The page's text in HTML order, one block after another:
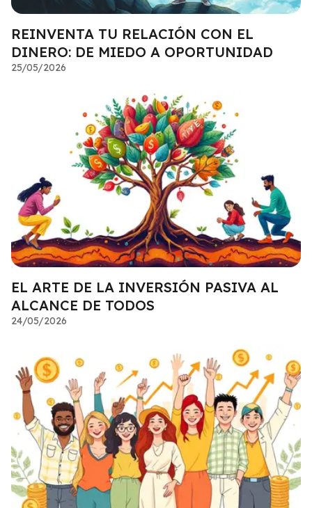
REINVENTA TU RELACIÓN CON EL
DINERO: DE MIEDO A OPORTUNIDAD
25/05/2026
EL ARTE DE LA INVERSIÓN PASIVA AL
ALCANCE DE TODOS
24/05/2026